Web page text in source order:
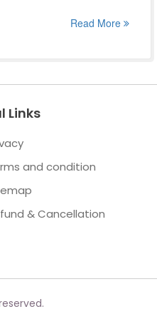
Read More
Links
and condition
& Cancellation